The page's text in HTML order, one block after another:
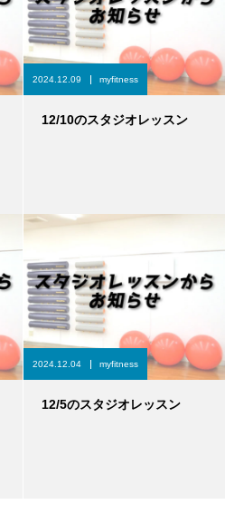
2024.12.09 myfitness
12/10のスタジオレッスン
2024.12.04 myfitness
12/5のスタジオレッスン